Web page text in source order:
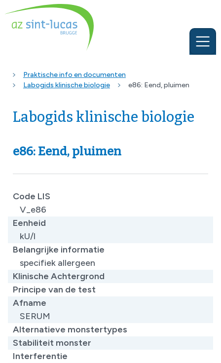
Praktische info en documenten
Labogids klinische biologie
e86: Eend, pluimen
Labogids klinische biologie
e86: Eend, pluimen
Code LIS
V_e86
Eenheid
kU/l
Belangrijke informatie
specifiek allergeen
Klinische Achtergrond
Principe van de test
Afname
SERUM
Alternatieve monstertypes
Stabiliteit monster
Interferentie